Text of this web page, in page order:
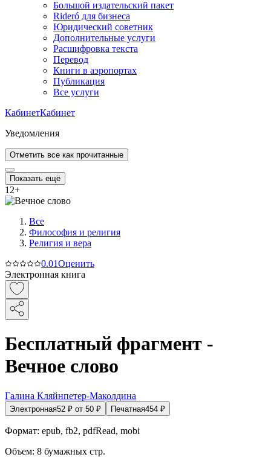
Большой издательский пакет
Rideró для бизнеса
Юридический советник
Дополнительные услуги
Расшифровка текста
Перевод
Книги в аэропортах
Публикация
Все услуги
КабинетКабинет
Уведомления
Отметить все как прочитанные
Показать ещё
12+
Все
Философия и религия
Религия и вера
0.01Оценить
Электронная книга
Бесплатный фрагмент -
Вечное слово
Галина Кляйнпетер-Маколдина
Электронная52 ₽ от 50 ₽ Печатная454 ₽
Формат: epub, fb2, pdfRead, mobi
Объем: 8 бумажных стр.